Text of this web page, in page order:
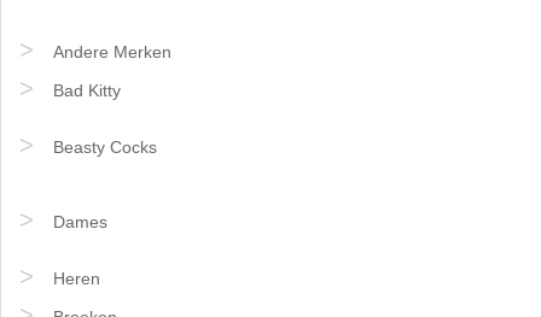
Andere Merken
Bad Kitty
Beasty Cocks
Dames
Heren